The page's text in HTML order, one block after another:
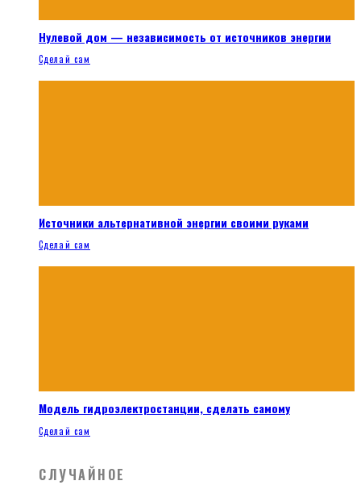
Нулевой дом — независимость от источников энергии
Сделай сам
Источники альтернативной энергии своими руками
Сделай сам
Модель гидроэлектростанции, сделать самому
Сделай сам
СЛУЧАЙНОЕ